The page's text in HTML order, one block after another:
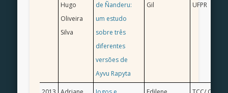
Hugo
Oliveira
Silva
de Ñanderu:
um estudo
sobre três
diferentes
versões de
Ayvu Rapyta
Gil
UFPR